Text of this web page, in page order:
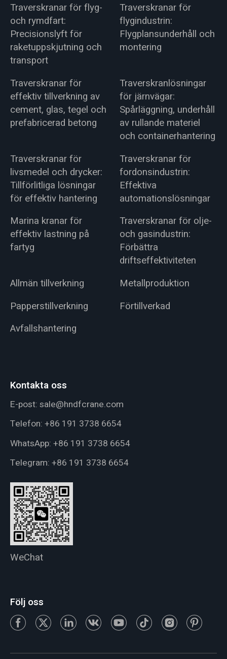
Traverskranar för flyg-
och rymdfart:
Precisionslyft för
raketuppskjutning och
transport
Traverskranar för
flygindustrin:
Flygplansunderhåll och
montering
Traverskranar för
effektiv tillverkning av
cement, glas, tegel och
prefabricerad betong
Traverskranlösningar
för järnvägar:
Spårläggning, underhåll
av rullande materiel
och containerhantering
Traverskranar för
livsmedel och drycker:
Tillförlitliga lösningar
för effektiv hantering
Traverskranar för
fordonsindustrin:
Effektiva
automationslösningar
Marina kranar för
effektiv lastning på
fartyg
Traverskranar för olje-
och gasindustrin:
Förbättra
driftseffektiviteten
Allmän tillverkning
Metallproduktion
Papperstillverkning
Förtillverkad
Avfallshantering
Kontakta oss
E-post: sale@hndfcrane.com
Telefon: +86 191 3738 6654
WhatsApp: +86 191 3738 6654
Telegram: +86 191 3738 6654
WeChat
Följ oss